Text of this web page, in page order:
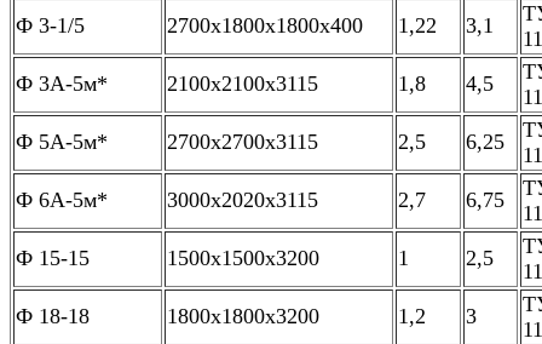
Ф 3-1/5
2700х1800х1800х400 1,22 3,1
Ф 3А-5м*
2100х2100х3115 1,8 4,5
Ф 5А-5м*
2700х2700х3115 2,5 6,25
Ф 6А-5м*
3000х2020х3115 2,7 6,75
Ф 15-15
1500х1500х3200 1 2,5
Ф 18-18
1800х1800х3200 1,2 3